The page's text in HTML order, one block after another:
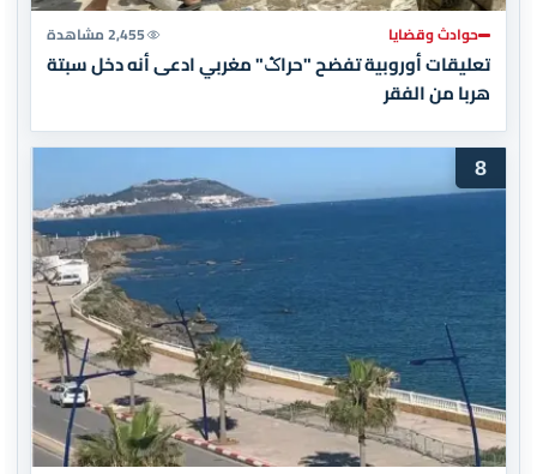
حوادث وقضايا 2,455 مشاهدة
تعليقات أوروبية تفضح "حراݣ" مغربي ادعى أنه دخل سبتة
هربا من الفقر
8